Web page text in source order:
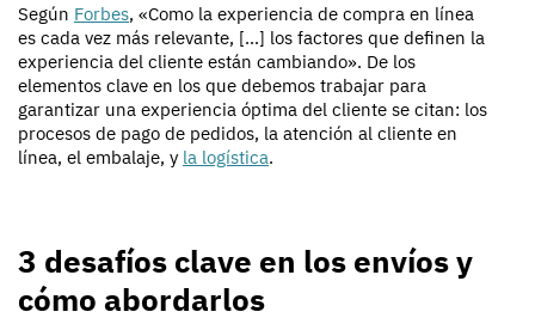
Según Forbes, «Como la experiencia de compra en línea
es cada vez más relevante, [...] los factores que definen la
experiencia del cliente están cambiando». De los
elementos clave en los que debemos trabajar para
garantizar una experiencia óptima del cliente se citan: los
procesos de pago de pedidos, la atención al cliente en
línea, el embalaje, y la logística.
3 desafíos clave en los envíos y
cómo abordarlos